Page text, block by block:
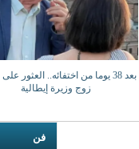
بعد 38 يوما من اختفائه.. العثور
زوج وزيرة إيطالية
فن